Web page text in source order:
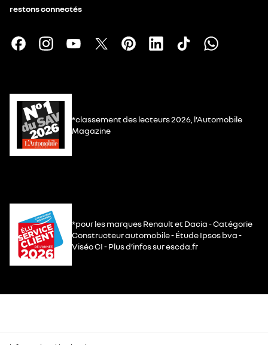
restons connectés
*classement des lecteurs 2026, l’Automobile
Magazine
*pour les marques Renault et Dacia - Catégorie
Constructeur automobile - Étude Ipsos bva -
Viséo CI - Plus d’infos sur escda.fr